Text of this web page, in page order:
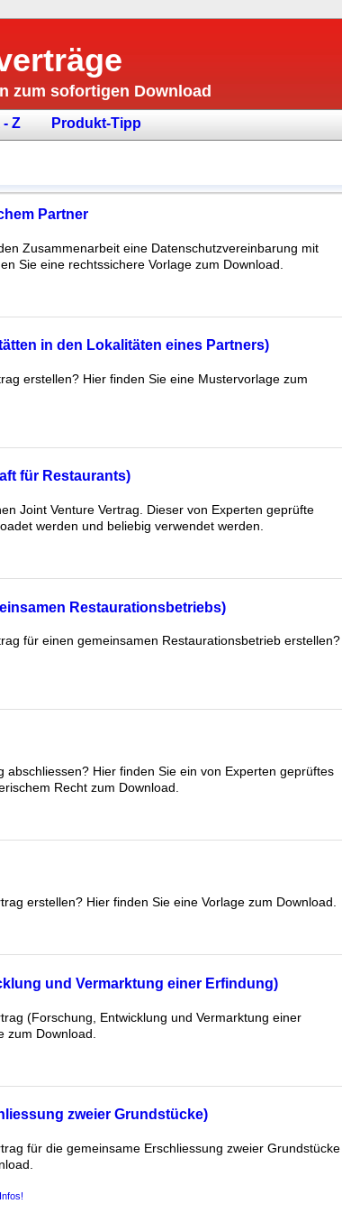
zum sofortigen Download
- Z Produkt-Tipp
Partner
Zusammenarbeit eine Datenschutzvereinbarung mit
Sie eine rechtssichere Vorlage zum Download.
in den Lokalitäten eines Partners)
erstellen? Hier finden Sie eine Mustervorlage zum
für Restaurants)
Joint Venture Vertrag. Dieser von Experten geprüfte
werden und beliebig verwendet werden.
Restaurationsbetriebs)
für einen gemeinsamen Restaurationsbetrieb erstellen?
Hier finden Sie ein von Experten geprüftes
Recht zum Download.
erstellen? Hier finden Sie eine Vorlage zum Download.
und Vermarktung einer Erfindung)
(Forschung, Entwicklung und Vermarktung einer
zum Download.
zweier Grundstücke)
für die gemeinsame Erschliessung zweier Grundstücke